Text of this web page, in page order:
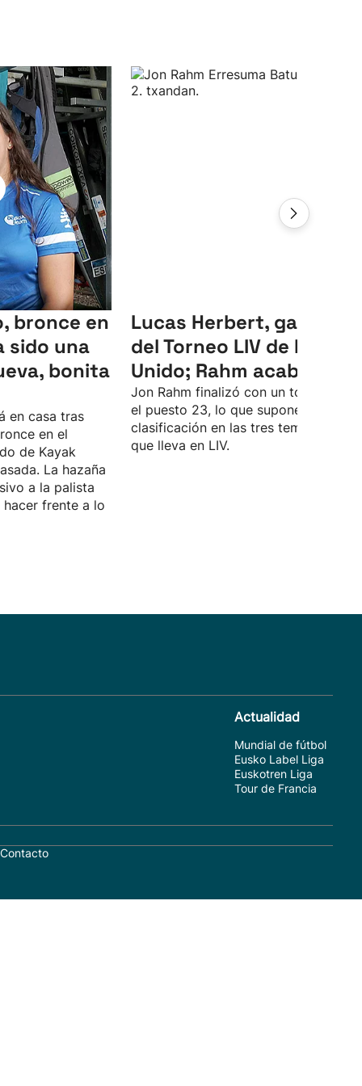
bronce en
sido una
bonita
en casa tras
en el
de Kayak
La hazaña
a la palista
hacer frente a lo
Lucas Herbert, ganador
del Torneo LIV de Reino
Unido; Rahm acaba 23º
Jon Rahm finalizó con un total de -4
el puesto 23, lo que supone su peor
clasificación en las tres temporadas
que lleva en LIV.
Actualidad
Mundial de fútbol
Eusko Label Liga
Euskotren Liga
Tour de Francia
Contacto